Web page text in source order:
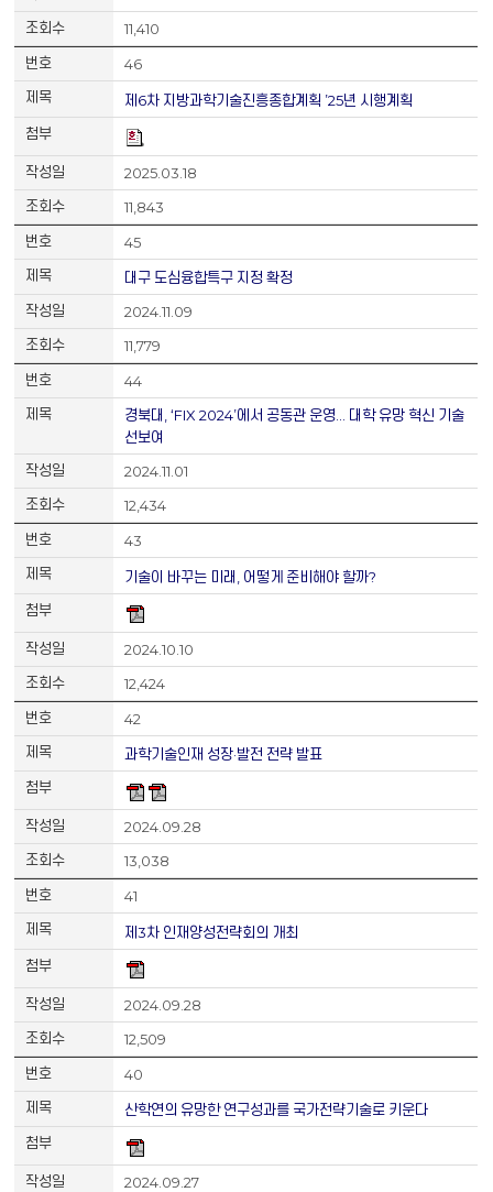
11,410
46
제6차 지방과학기술진흥종합계획 ’25년 시행계획
2025.03.18
11,843
45
대구 도심융합특구 지정 확정
2024.11.09
11,779
44
경북대, ‘FIX 2024’에서 공동관 운영… 대학 유망 혁신 기술
선보여
2024.11.01
12,434
43
기술이 바꾸는 미래, 어떻게 준비해야 할까?
2024.10.10
12,424
42
과학기술인재 성장·발전 전략 발표
2024.09.28
13,038
41
제3차 인재양성전략회의 개최
2024.09.28
12,509
40
산학연의 유망한 연구성과를 국가전략기술로 키운다
2024.09.27